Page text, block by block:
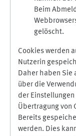
Beim
gelöscht.
Cookies werden
Nutzerin
Daher haben Sie
über die
der
Übertragung von
Bereits
werden. Dies